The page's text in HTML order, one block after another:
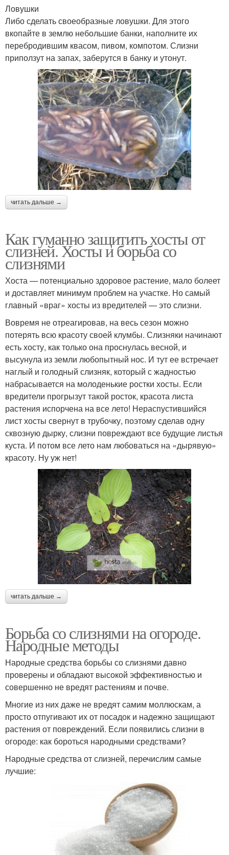
Ловушки
Либо сделать своеобразные ловушки. Для этого
вкопайте в землю небольшие банки, наполните их
перебродившим квасом, пивом, компотом. Слизни
приползут на запах, заберутся в банку и утонут.
читать дальше →
Как гуманно защитить хосты от
слизней. Хосты и борьба со
слизнями
Хоста — потенциально здоровое растение, мало болеет
и доставляет минимум проблем на участке. Но самый
главный «враг» хосты из вредителей — это слизни.
Вовремя не отреагировав, на весь сезон можно
потерять всю красоту своей клумбы. Слизняки начинают
есть хосту, как только она проснулась весной, и
высунула из земли любопытный нос. И тут ее встречает
наглый и голодный слизняк, который с жадностью
набрасывается на молоденькие ростки хосты. Если
вредители прогрызут такой росток, красота листа
растения испорчена на все лето! Нераспустившийся
лист хосты свернут в трубочку, поэтому сделав одну
сквозную дырку, слизни повреждают все будущие листья
куста. И потом все лето нам любоваться на «дырявую»
красоту. Ну уж нет!
читать дальше →
Борьба со слизнями на огороде.
Народные методы
Народные средства борьбы со слизнями давно
проверены и обладают высокой эффективностью и
совершенно не вредят растениям и почве.
Многие из них даже не вредят самим моллюскам, а
просто отпугивают их от посадок и надежно защищают
растения от повреждений. Если появились слизни в
огороде: как бороться народными средствами?
Народные средства от слизней, перечислим самые
лучшие: